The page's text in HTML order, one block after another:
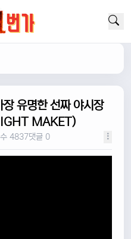
유명한 선짜 야시장
MAKET)
4837댓글 0